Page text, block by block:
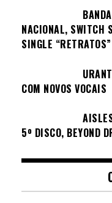
NACIONAL, SWITCH
SINGLE “RETRATOS”
COM NOVOS VOCAIS
5º DISCO, BEYOND